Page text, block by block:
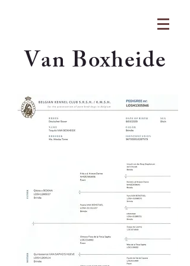
Van Boxheide